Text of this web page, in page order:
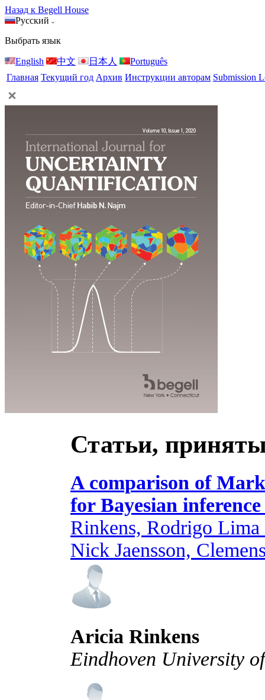
Назад к Begell House
Русский
Выбрать язык
English 中文 日本人
Português
Главная Текущий год Архив Инструкции авторам Submission
Статьи,
A comparison of
for Bayesian
Rinkens, Rodrigo Lima
Nick Jaensson,
Aricia Rinkens
Eindhoven University